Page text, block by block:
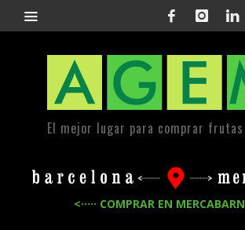
El mejor lugar para comprar
<····· COMPRAR EN